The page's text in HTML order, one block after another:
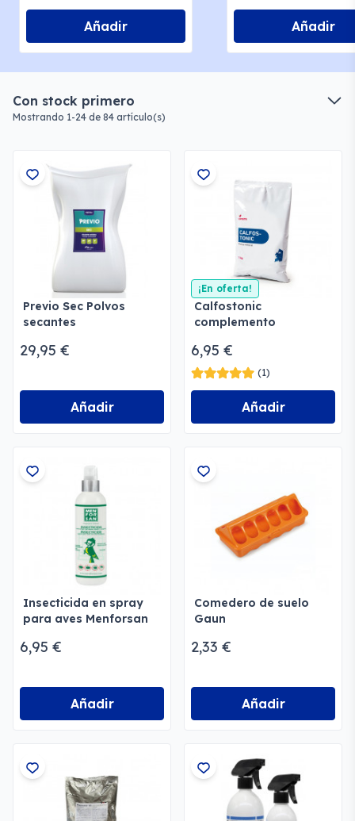
Añadir Añadir
Con stock primero
Mostrando 1-24 de 84 artículo(s)
Previo Sec Polvos
secantes
29,95 €
Añadir
¡En oferta!
Calfostonic
complemento
6,95 €
(1)
Añadir
Insecticida en spray
para aves Menforsan
6,95 €
Añadir
Comedero de suelo
Gaun
2,33 €
Añadir